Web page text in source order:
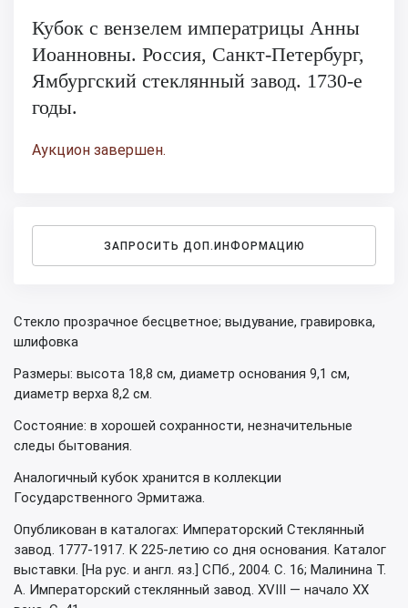
Кубок с вензелем императрицы Анны
Иоанновны. Россия, Санкт-Петербург,
Ямбургский стеклянный завод. 1730-е
годы.
Аукцион завершен.
ЗАПРОСИТЬ ДОП.ИНФОРМАЦИЮ
Стекло прозрачное бесцветное; выдувание, гравировка,
шлифовка
Размеры: высота 18,8 см, диаметр основания 9,1 см,
диаметр верха 8,2 см.
Состояние: в хорошей сохранности, незначительные
следы бытования.
Аналогичный кубок хранится в коллекции
Государственного Эрмитажа.
Опубликован в каталогах: Императорский Стеклянный
завод. 1777-1917. К 225-летию со дня основания. Каталог
выставки. [На рус. и англ. яз.] СПб., 2004. С. 16; Малинина Т.
А. Императорский стеклянный завод. XVIII — начало ХХ